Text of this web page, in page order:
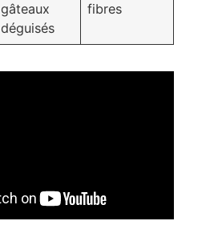
gâteaux
déguisés
fibres